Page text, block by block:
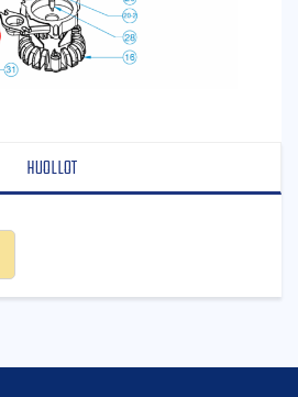
HUOLLOT